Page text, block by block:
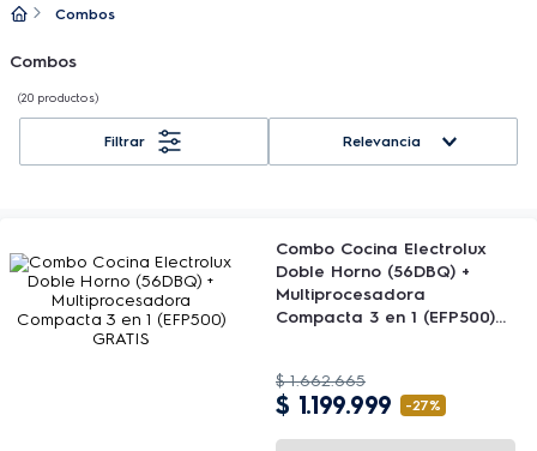
Combos
Combos
20 productos
Relevancia
Combo Cocina Electrolux
Doble Horno (56DBQ) +
Multiprocesadora
Compacta 3 en 1 (EFP500)
$ 1.662.665
$ 1.199.999 -27%